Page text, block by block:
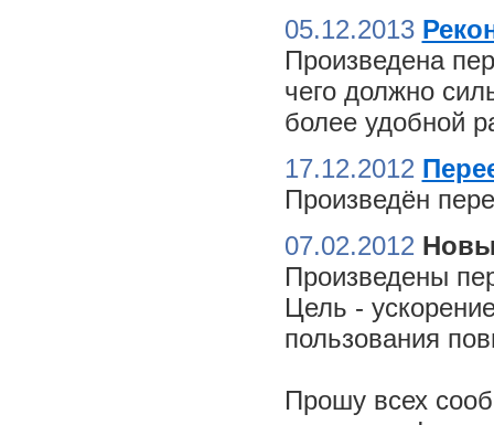
05.12.2013
Произведена
чего должно
более удобной
17.12.2012
Произведён
07.02.2012
Произведены
Цель -
пользования
Прошу всех